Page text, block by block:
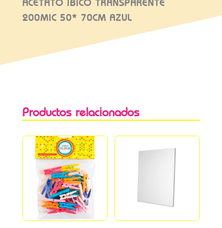
ACETATO IBICO TRANSPARENTE
200MIC 50* 70CM AZUL
Productos relacionados